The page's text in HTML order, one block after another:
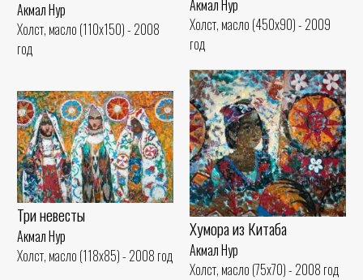
Акмал Нур
Холст, масло (450x90) - 2009
год
Акмал Нур
Холст, масло (110x150) - 2008
год
Хумора из Китаба
Акмал Нур
Холст, масло (75x70) - 2008 год
Три невесты
Акмал Нур
Холст, масло (118x85) - 2008 год